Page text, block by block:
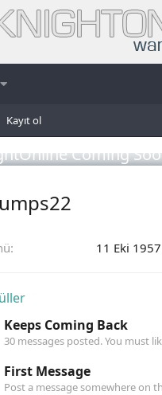
Kayıt ol
Coming
11 Eki
Keeps Coming Back
30 messages posted. You must
First Message
Post a message somewhere on